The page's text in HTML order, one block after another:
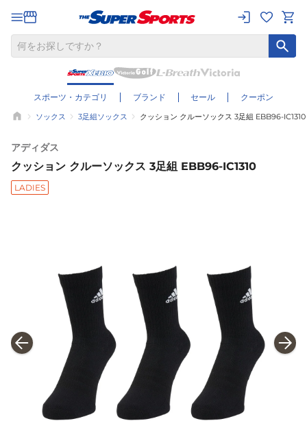
スポーツ・カテゴリ ブランド セール クーポン
ソックス 3足組ソックス クッション クルーソックス 3足組 EBB96-IC1310
アディダス
クッション クルーソックス 3足組 EBB96-IC1310
LADIES